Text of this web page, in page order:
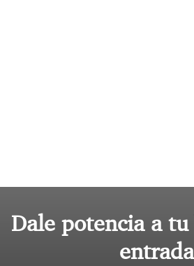
Dale potencia a
entrada